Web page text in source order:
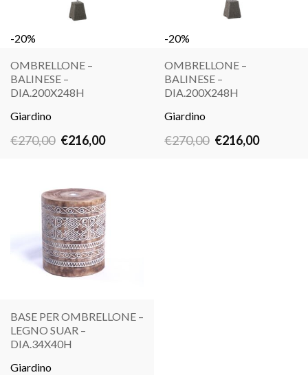
-20%
LEGGI
OMBRELLONE –
BALINESE –
DIA.200X248H
Giardino
€270,00 Il
era:
€270,00.
€216,00Il
€216,00.
-20%
LEGGI
OMBRELLONE –
BALINESE –
DIA.200X248H
Giardino
€270,00 Il
€216,00Il
LEGGI
BASE PER OMBRELLONE –
LEGNO SUAR –
DIA.34X40H
Giardino